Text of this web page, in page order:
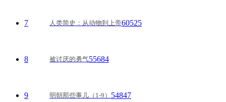
7 人类简史：从动物到上帝60525
8 被讨厌的勇气55684
9 明朝那些事儿（1-9） 54847